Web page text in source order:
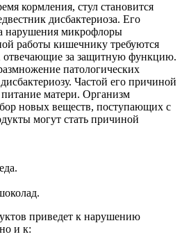
кормления, стул становится
дисбактериоза. Его
нарушения микрофлоры
работы кишечнику требуются
отвечающие за защитную функцию.
патологических
Частой его причиной
матери. Организм
новых веществ, поступающих с
могут стать причиной
приведет к нарушению
и к: